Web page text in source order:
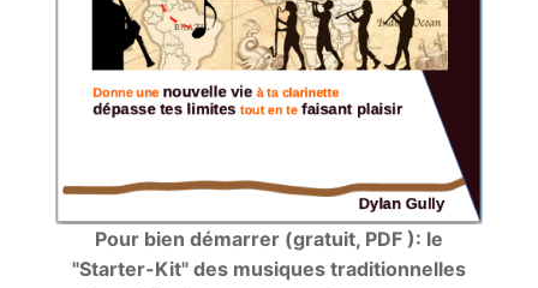
Pour bien démarrer (gratuit, PDF ): le
"Starter-Kit" des musiques traditionnelles